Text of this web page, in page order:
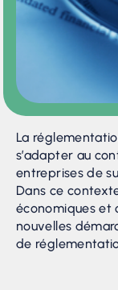
La
s’adapter au
entreprises de
Dans ce
économiques et
nouvelles
de